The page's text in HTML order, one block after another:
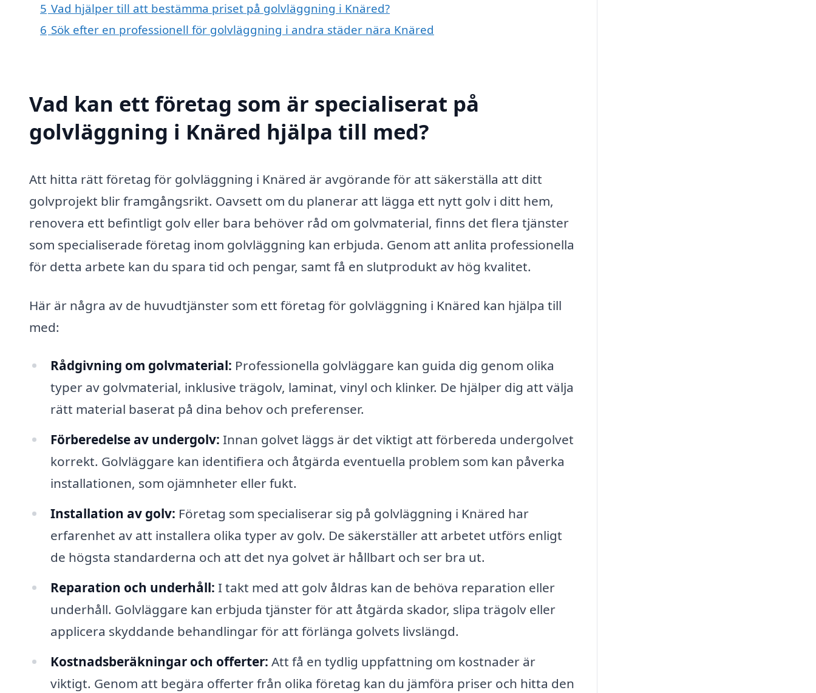
5 Vad hjälper till att bestämma priset på golvläggning i Knäred?
6 Sök efter en professionell för golvläggning i andra städer nära Knäred
Vad kan ett företag som är specialiserat på
golvläggning i Knäred hjälpa till med?
Att hitta rätt företag för golvläggning i Knäred är avgörande för att säkerställa att ditt
golvpro­jekt blir framgångsrikt. Oavsett om du planerar att lägga ett nytt golv i ditt hem,
renovera ett befintligt golv eller bara behöver råd om golvmaterial, finns det flera tjänster
som specialiserade företag inom golvläggning kan erbjuda. Genom att anlita professionella
för detta arbete kan du spara tid och pengar, samt få en slutprodukt av hög kvalitet.
Här är några av de huvudtjänster som ett företag för golvläggning i Knäred kan hjälpa till
med:
Rådgivning om golvmaterial: Professionella golvläggare kan guida dig genom olika
typer av golvmaterial, inklusive trägolv, laminat, vinyl och klinker. De hjälper dig att välja
rätt material baserat på dina behov och preferenser.
Förberedelse av undergolv: Innan golvet läggs är det viktigt att förbereda undergolvet
korrekt. Golvläggare kan identifiera och åtgärda eventuella problem som kan påverka
installationen, som ojämnheter eller fukt.
Installation av golv: Företag som specialiserar sig på golvläggning i Knäred har
erfarenhet av att installera olika typer av golv. De säkerställer att arbetet utförs enligt
de högsta standarderna och att det nya golvet är hållbart och ser bra ut.
Reparation och underhåll: I takt med att golv åldras kan de behöva reparation eller
underhåll. Golvläggare kan erbjuda tjänster för att åtgärda skador, slipa trägolv eller
applicera skyddande behandlingar för att förlänga golvets livslängd.
Kostnadsberäkningar och offerter: Att få en tydlig uppfattning om kostnader är
viktigt. Genom att begära offerter från olika företag kan du jämföra priser och hitta den